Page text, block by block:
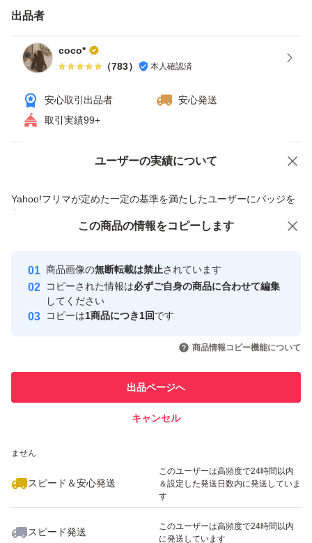
出品者
coco*
（783） 本人確認済
安心取引出品者
安心発送
取引実績99+
ユーザーの実績について
Yahoo!フリマが定めた一定の基準を満たしたユーザーにバッジを
付与しています
安心取引出品者
心・安全なユーザーです
取引実績
引を完了させた実績があります
での取引実績があります
ません
スピード＆安心発送
このユーザーは高頻度で24時間以内
＆設定した発送日数内に発送していま
す
スピード発送
このユーザーは高頻度で24時間以内
に発送しています
価格の相談 商品への質問
この商品の情報をコピーします
商品画像の無断転載は禁止されています
コピーされた情報は必ずご自身の商品に合わせて編集
してください
コピーは1商品につき1回です
商品情報コピー機能について
出品ページへ
キャンセル
この商品をみている人にオススメ